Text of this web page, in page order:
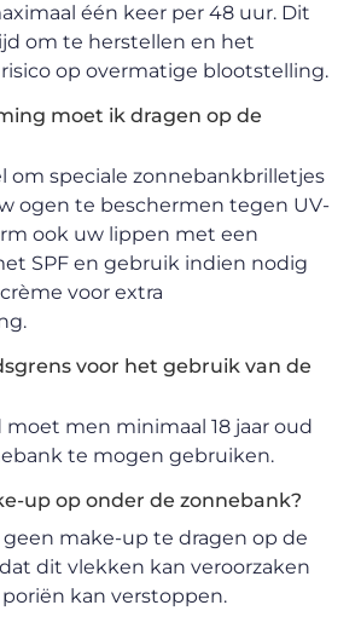
één keer per 48 uur. Dit
om te herstellen en het
op overmatige blootstelling.
moet ik dragen op de
om speciale zonnebankbrilletjes
ogen te beschermen tegen UV-
ook uw lippen met een
SPF en gebruik indien nodig
voor extra
voor het gebruik van de
moet men minimaal 18 jaar oud
te mogen gebruiken.
up op onder de zonnebank?
make-up te dragen op de
dit vlekken kan veroorzaken
kan verstoppen.